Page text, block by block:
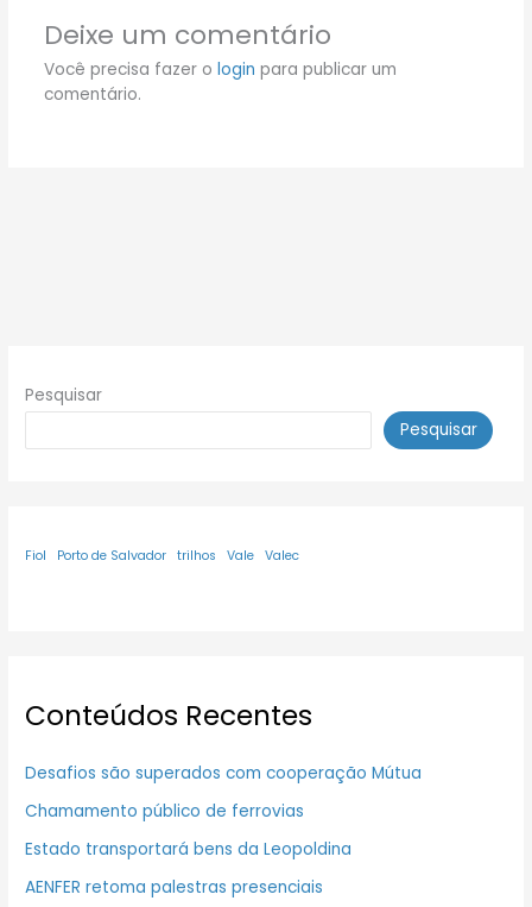
Deixe um comentário
Você precisa fazer o login para publicar um
comentário.
Pesquisar
Pesquisar
Fiol Porto de Salvador trilhos Vale Valec
Conteúdos Recentes
Desafios são superados com cooperação Mútua
Chamamento público de ferrovias
Estado transportará bens da Leopoldina
AENFER retoma palestras presenciais